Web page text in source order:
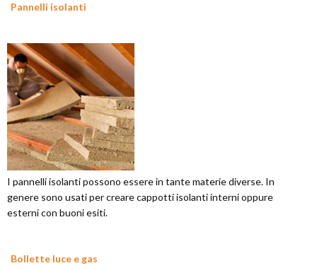
Pannelli isolanti
I pannelli isolanti possono essere in tante materie diverse. In
genere sono usati per creare cappotti isolanti interni oppure
esterni con buoni esiti.
Bollette luce e gas